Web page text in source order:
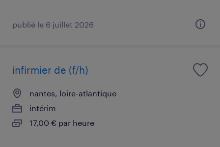
publié le 6 juillet 2026
infirmier de (f/h)
nantes, loire-atlantique
intérim
17,00 € par heure